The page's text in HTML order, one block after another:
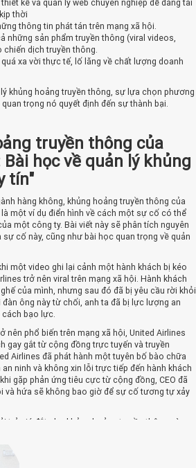
kế và quản lý web chuyên nghiệp để đăng tải
thời
thông tin phát tán trên mạng xã hội.
những sản phẩm truyền thông (viral videos,
dịch truyền thông.
xa vời thực tế, lố lăng về chất lượng doanh
khủng hoảng truyền thông, sự lựa chọn phương
trọng nó quyết định đến sự thành bại.
truyền thông của
học về quản lý khủng
tín"
hàng không, khủng hoảng truyền thông của
một ví dụ điển hình về cách một sự cố có thể
một công ty. Bài viết này sẽ phân tích nguyên
sự cố này, cũng như bài học quan trọng về quản
một video ghi lại cảnh một hành khách bị kéo
trở nên viral trên mạng xã hội. Hành khách
của mình, nhưng sau đó đã bị yêu cầu rời khỏi
ông này từ chối, anh ta đã bị lực lượng an
cách bạo lực.
nên phổ biến trên mạng xã hội, United Airlines
gay gắt từ cộng đồng trực tuyến và truyền
Airlines đã phát hành một tuyên bố bào chữa
ninh và không xin lỗi trực tiếp đến hành khách
gặp phản ứng tiêu cực từ cộng đồng, CEO đã
và hứa sẽ không bao giờ để sự cố tương tự xảy
trả giá đắt cho khủng hoảng truyền thông này.